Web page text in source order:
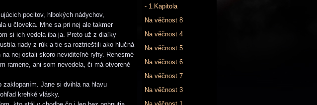
pocitov, hlbokých nádychov,
u človeka. Mne sa pri nej ale takmer
si ich vedela iba ja. Preto už z diaľky
riady z rúk a tie sa roztrieštili ako hlučná
nej ostali skoro neviditeľné ryhy. Renesmé
ramene, ani som nevedela, či má otvorené
zaklopaním. Jane si dvihla na hlavu
krehké vlásky.
- 1.Kapitola
Na věčnost 8
Na věčnost 4
Na věčnost 5
Na věčnost 6
Na věčnost 7
Na věčnost 3